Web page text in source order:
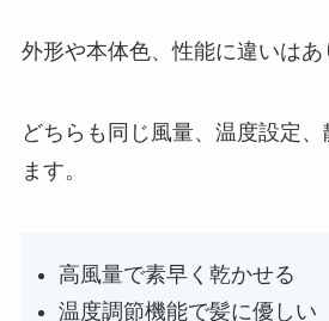
外形や本体色、性能に違いはあ
どちらも同じ風量、温度設定
ます。
高風量で素早く乾かせる
温度調節機能で髪に優しい